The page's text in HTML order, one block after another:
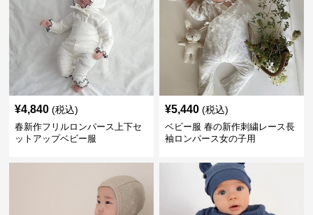
¥4,840 (税込)
春新作フリルロンパース上下セ
ットアップベビー服
¥5,440 (税込)
ベビー服 春の新作刺繍レース長
袖ロンパース女の子用